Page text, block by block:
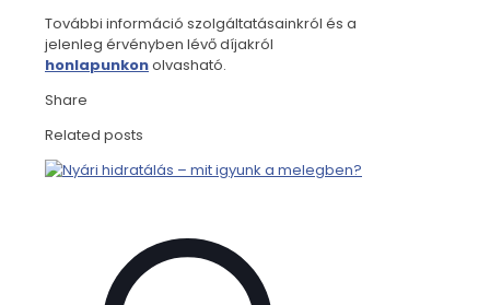
További információ szolgáltatásainkról és a
jelenleg érvényben lévő díjakról
honlapunkonolvasható.
Share
Related posts